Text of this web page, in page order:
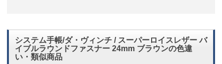
システム手帳/ダ・ヴィンチ / スーパーロイスレザー バ
イブルラウンドファスナー 24mm ブラウンの色違
い・類似商品